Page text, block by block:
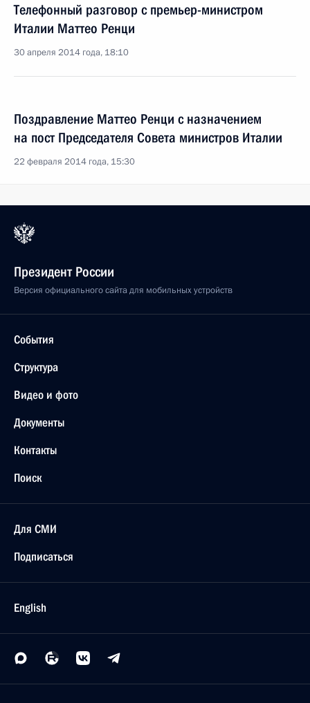
Телефонный разговор с премьер-министром
Италии Маттео Ренци
30 апреля 2014 года, 18:10
Поздравление Маттео Ренци с назначением
на пост Председателя Совета министров Италии
22 февраля 2014 года, 15:30
Президент России
Версия официального сайта для мобильных устройств
События
Структура
Видео и фото
Документы
Контакты
Поиск
Для СМИ
Подписаться
English